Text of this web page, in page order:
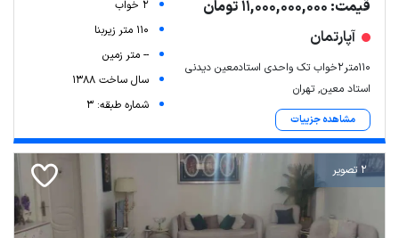
قیمت: 11,000,000,000 تومان
آپارتمان
۱۱۰متر۲خواب تک واحدی استادمعین دیدنی
استاد معین, تهران
مشاهده جزییات
2 خواب
110 متر زیربنا
-- متر زمین
سال ساخت 1388
شماره طبقه: 3
2 تصویر